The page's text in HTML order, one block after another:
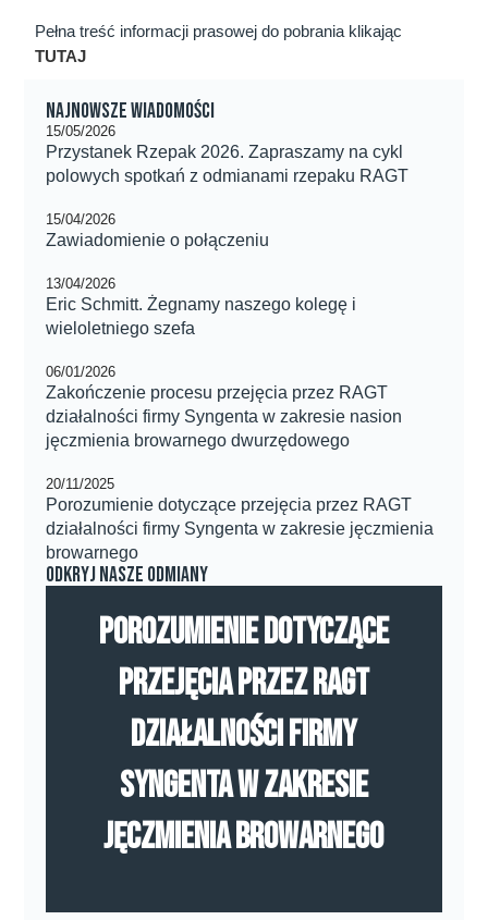
Pełna treść informacji prasowej do pobrania klikając
TUTAJ
Najnowsze wiadomości
15/05/2026
Przystanek Rzepak 2026. Zapraszamy na cykl
polowych spotkań z odmianami rzepaku RAGT
15/04/2026
Zawiadomienie o połączeniu
13/04/2026
Eric Schmitt. Żegnamy naszego kolegę i
wieloletniego szefa
06/01/2026
Zakończenie procesu przejęcia przez RAGT
działalności firmy Syngenta w zakresie nasion
jęczmienia browarnego dwurzędowego
20/11/2025
Porozumienie dotyczące przejęcia przez RAGT
działalności firmy Syngenta w zakresie jęczmienia
browarnego
Odkryj nasze odmiany
Porozumienie dotyczące
przejęcia przez RAGT
działalności firmy
Syngenta w zakresie
jęczmienia browarnego